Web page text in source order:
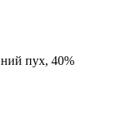
пух, 40%